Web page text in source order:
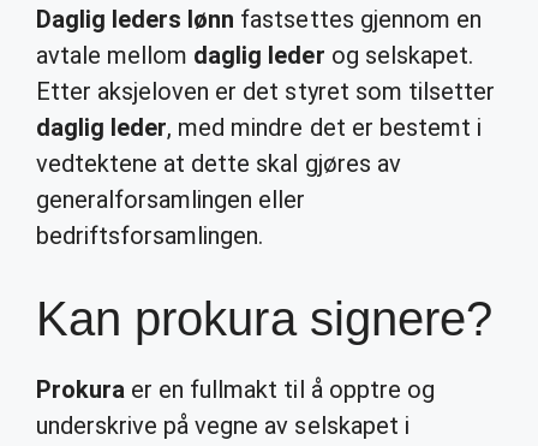
Daglig leders lønn fastsettes gjennom en
avtale mellom daglig leder og selskapet.
Etter aksjeloven er det styret som tilsetter
daglig leder, med mindre det er bestemt i
vedtektene at dette skal gjøres av
generalforsamlingen eller
bedriftsforsamlingen.
Kan prokura signere?
Prokura er en fullmakt til å opptre og
underskrive på vegne av selskapet i